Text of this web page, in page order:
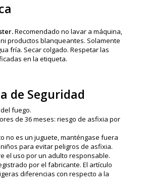
Recomendado no lavar a máquina,
productos blanqueantes. Solamente
fría. Secar colgado. Respetar las
en la etiqueta.
de Seguridad
fuego.
de 36 meses: riesgo de asfixia por
no es un juguete, manténgase fuera
para evitar peligros de asfixia.
el uso por un adulto responsable.
por el fabricante. El artículo
diferencias con respecto a la